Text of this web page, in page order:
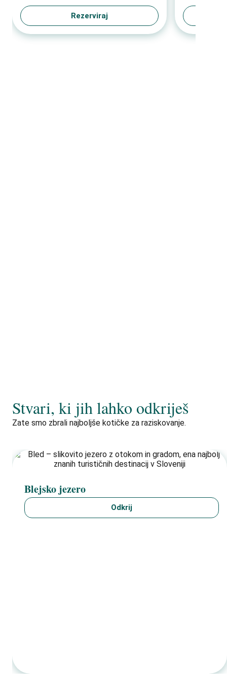
Rezerviraj
Stvari, ki jih lahko odkriješ
Zate smo zbrali najboljše kotičke za raziskovanje.
Blejsko jezero
Odkrij